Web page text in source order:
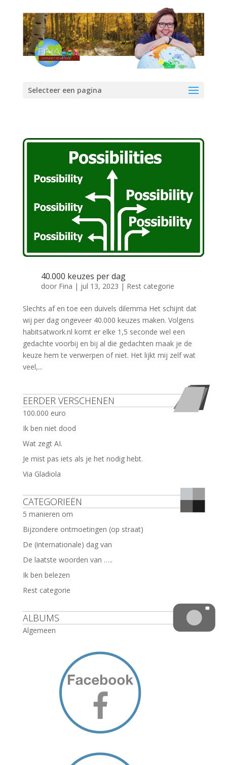
Selecteer een pagina
40.000 keuzes per dag
door Fina | jul 13, 2023 | Rest categorie
Slechts af en toe een duivels dilemma Het schijnt dat
wij per dag ongeveer 40.000 keuzes maken. Volgens
habitsatwork.nl komt er elke 1,5 seconde wel een
gedachte voorbij en bij al die gedachten maak je de
keuze hem te verwerpen of niet. Het lijkt mij zelf wat
veel,...
EERDER VERSCHENEN
100.000 euro
Ik ben niet dood
Wat zegt AI.
Je mist pas iets als je het nodig hebt.
Via Gladiola
CATEGORIEËN
5 manieren om
Bijzondere ontmoetingen (op straat)
De (internationale) dag van
De laatste woorden van …..
Ik ben belezen
Rest categorie
ALBUMS
Algemeen